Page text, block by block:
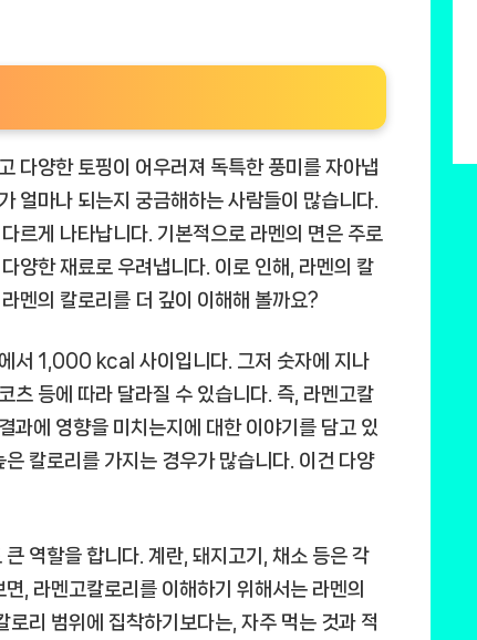
다양한 토핑이 어우러져 독특한 풍미를 자아냅
얼마나 되는지 궁금해하는 사람들이 많습니다.
르게 나타납니다. 기본적으로 라멘의 면은 주로
양한 재료로 우려냅니다. 이로 인해, 라멘의 칼
멘의 칼로리를 더 깊이 이해해 볼까요?
서 1,000 kcal 사이입니다. 그저 숫자에 지나
츠 등에 따라 달라질 수 있습니다. 즉, 라멘고칼
과에 영향을 미치는지에 대한 이야기를 담고 있
칼로리를 가지는 경우가 많습니다. 이건 다양
역할을 합니다. 계란, 돼지고기, 채소 등은 각
, 라멘고칼로리 를 이해하기 위해서는 라멘의
리 범위에 집착하기보다는, 자주 먹는 것과 적